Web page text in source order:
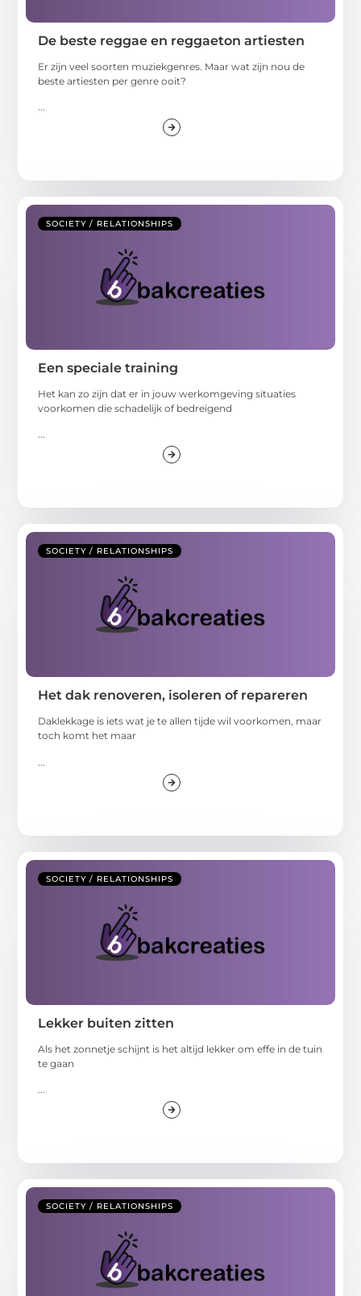
De beste reggae en reggaeton artiesten
Er zijn veel soorten muziekgenres. Maar wat zijn nou de
beste artiesten per genre ooit?
...
SOCIETY / RELATIONSHIPS
Een speciale training
Het kan zo zijn dat er in jouw werkomgeving situaties
voorkomen die schadelijk of bedreigend
...
SOCIETY / RELATIONSHIPS
Het dak renoveren, isoleren of repareren
Daklekkage is iets wat je te allen tijde wil voorkomen, maar
toch komt het maar
SOCIETY / RELATIONSHIPS
Lekker buiten zitten
Als het zonnetje schijnt is het altijd lekker om effe in de tuin
te gaan
...
SOCIETY / RELATIONSHIPS